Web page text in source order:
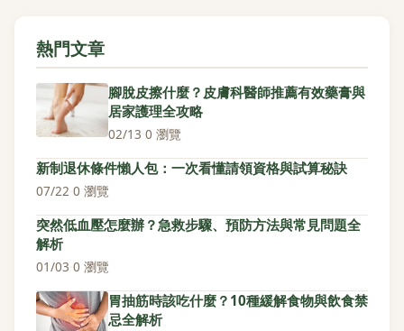
熱門文章
腳脫皮擦什麼？皮膚科醫師推薦有效藥膏與
居家護理全攻略
02/13·0 瀏覽
新制退休條件懶人包：一次看懂請領資格與試算秘訣
07/22·0 瀏覽
突然低血壓怎麼辦？急救步驟、預防方法與常見問題全
解析
01/03·0 瀏覽
胃抽筋時該吃什麼？10種緩解食物與飲食禁
忌全解析